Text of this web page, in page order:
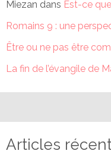
Miezan dans Est-ce que
Articles